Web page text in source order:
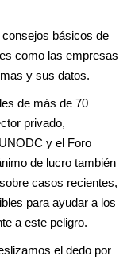
básicos de
como las empresas
y sus datos.
de más de 70
privado,
y el Foro
de lucro también
casos recientes,
para ayudar a los
a este peligro.
el dedo por